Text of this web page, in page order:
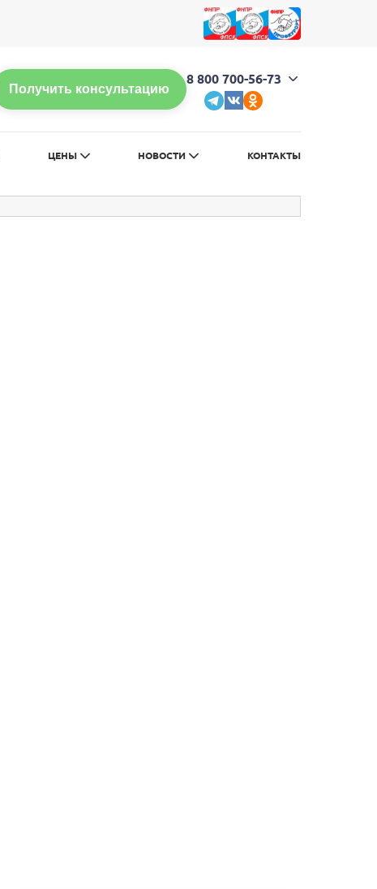
Обычная версия сайта
Получить консультацию
8 800 700-56-73
ЦЕНЫ НОВОСТИ КОНТАКТЫ